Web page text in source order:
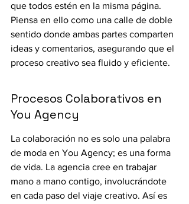
que todos estén en la misma página.
Piensa en ello como una calle de doble
sentido donde ambas partes comparten
ideas y comentarios, asegurando que el
proceso creativo sea fluido y eficiente.
Procesos Colaborativos en
You Agency
La colaboración no es solo una palabra
de moda en You Agency; es una forma
de vida. La agencia cree en trabajar
mano a mano contigo, involucrándote
en cada paso del viaje creativo. Así es